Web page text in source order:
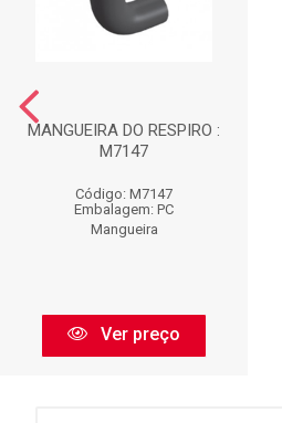
MANGUEIRA DO RESPIRO :
M7147
Código: M7147
Embalagem: PC
Mangueira
Ver preço